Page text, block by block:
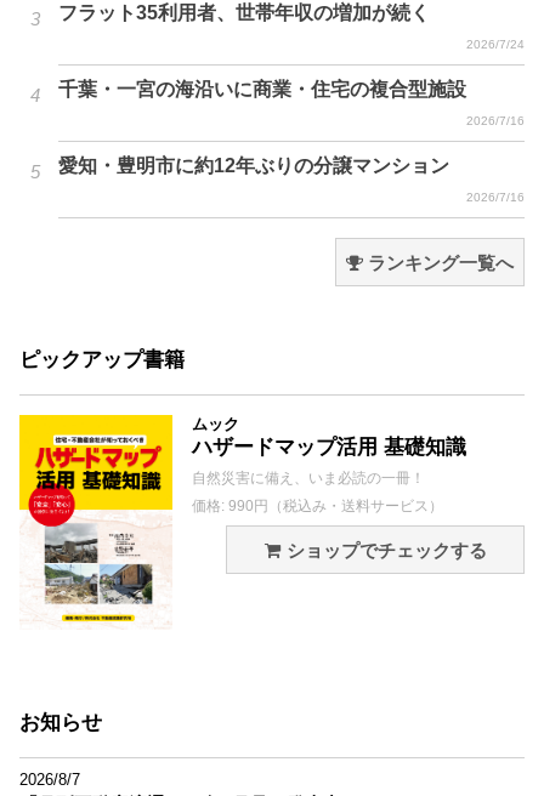
フラット35利用者、世帯年収の増加が続く
2026/7/24
千葉・一宮の海沿いに商業・住宅の複合型施設
2026/7/16
愛知・豊明市に約12年ぶりの分譲マンション
2026/7/16
ランキング一覧へ
ピックアップ書籍
ムック
ハザードマップ活用 基礎知識
自然災害に備え、いま必読の一冊！
価格: 990円（税込み・送料サービス）
ショップでチェックする
お知らせ
2026/8/7